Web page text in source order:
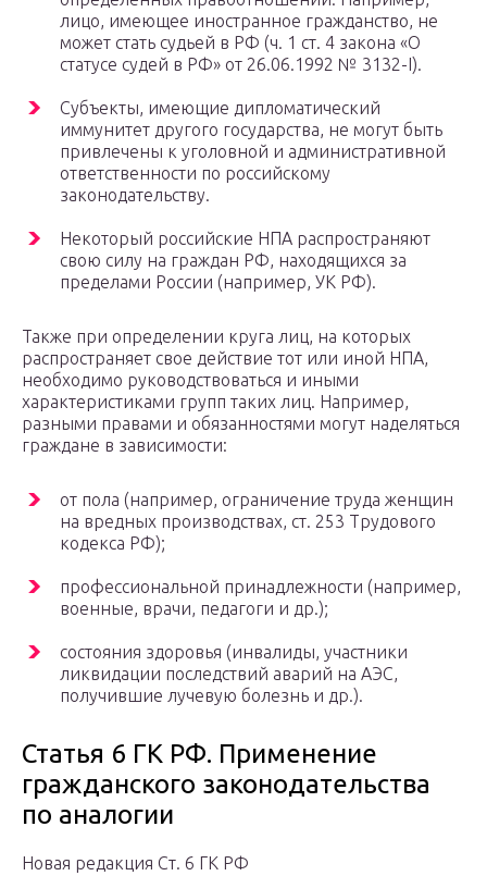
лицо, имеющее иностранное гражданство, не
может стать судьей в РФ (ч. 1 ст. 4 закона «О
статусе судей в РФ» от 26.06.1992 № 3132-I).
Субъекты, имеющие дипломатический
иммунитет другого государства, не могут быть
привлечены к уголовной и административной
ответственности по российскому
законодательству.
Некоторый российские НПА распространяют
свою силу на граждан РФ, находящихся за
пределами России (например, УК РФ).
Также при определении круга лиц, на которых
распространяет свое действие тот или иной НПА,
необходимо руководствоваться и иными
характеристиками групп таких лиц. Например,
разными правами и обязанностями могут наделяться
граждане в зависимости:
от пола (например, ограничение труда женщин
на вредных производствах, ст. 253 Трудового
кодекса РФ);
профессиональной принадлежности (например,
военные, врачи, педагоги и др.);
состояния здоровья (инвалиды, участники
ликвидации последствий аварий на АЭС,
получившие лучевую болезнь и др.).
Статья 6 ГК РФ. Применение
гражданского законодательства
по аналогии
Новая редакция Ст. 6 ГК РФ